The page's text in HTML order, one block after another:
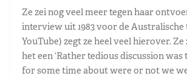
Ze zei nog veel meer tegen haar
interview uit 1983 voor de Australische
YouTube) zegt ze heel veel hierover. Ze
het een ‘Rather tedious discussion
for some time about were or not we